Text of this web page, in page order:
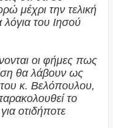
μέχρι την τελική
του Ιησού
οι φήμες πως
θα λάβουν ως
κ. Βελόπουλου,
το
οτιδήποτε